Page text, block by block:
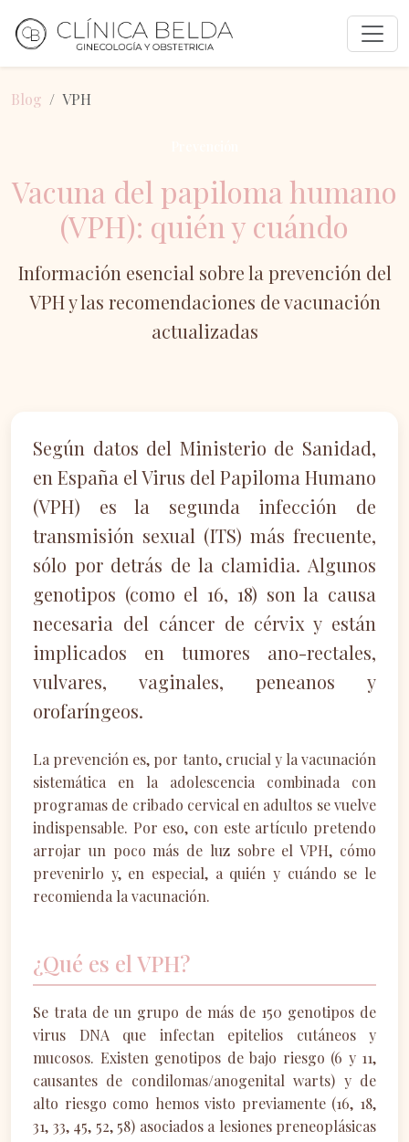
Blog VPH
Vacuna del papiloma humano
(VPH): quién y cuándo
Información esencial sobre la prevención del
VPH y las recomendaciones de vacunación
actualizadas
Según datos del Ministerio de Sanidad,
en España el Virus del Papiloma Humano
(VPH) es la segunda infección de
transmisión sexual (ITS) más frecuente,
sólo por detrás de la clamidia. Algunos
genotipos (como el 16, 18) son la causa
necesaria del cáncer de cérvix y están
implicados en tumores ano-rectales,
vulvares, vaginales, peneanos y
orofaríngeos.
La prevención es, por tanto, crucial y la vacunación
sistemática en la adolescencia combinada con
programas de cribado cervical en adultos se vuelve
indispensable. Por eso, con este artículo pretendo
arrojar un poco más de luz sobre el VPH, cómo
prevenirlo y, en especial, a quién y cuándo se le
recomienda la vacunación.
¿Qué es el VPH?
Se trata de un grupo de más de 150 genotipos de
virus DNA que infectan epitelios cutáneos y
mucosos. Existen genotipos de bajo riesgo (6 y 11,
causantes de condilomas/anogenital warts) y de
alto riesgo como hemos visto previamente (16, 18,
31, 33, 45, 52, 58) asociados a lesiones preneoplásicas